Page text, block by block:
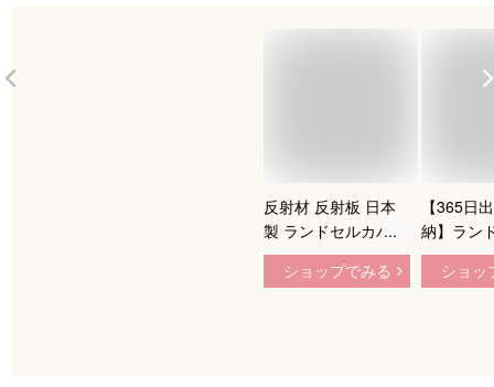
反射材 反射板 日本
製 ランドセルカバー
2年保証 返品無料 着
後レビューでキャラ
ショップでみる
【365日
納】ラン
ー 透明
水 撥水
ショッ